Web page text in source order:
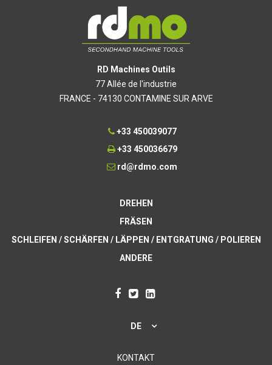
RD Machines Outils
77 Allée de l'industrie
FRANCE - 74130 CONTAMINE SUR ARVE
+33 450039077
+33 450036679
rd@rdmo.com
DREHEN
FRÄSEN
SCHLEIFEN / SCHÄRFEN / LÄPPEN / ENTGRATUNG / POLIEREN
ANDERE
DE
KONTAKT